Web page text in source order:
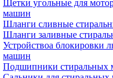
Щетки угольные для
машин
Шланги сливные
Шланги заливные
Устройствоа блокировки
машин
Подшипники стиральных